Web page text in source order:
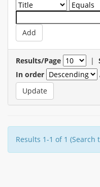
Results/Page |
In order
Results 1-1 of 1 (Search